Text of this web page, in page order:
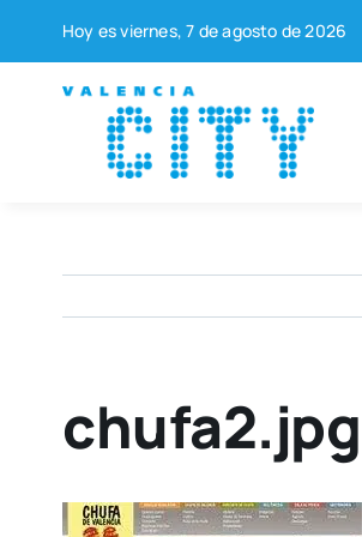
contenido
Hoy es vier­nes, 7 de agos­to de 2026
chufa2.jpg